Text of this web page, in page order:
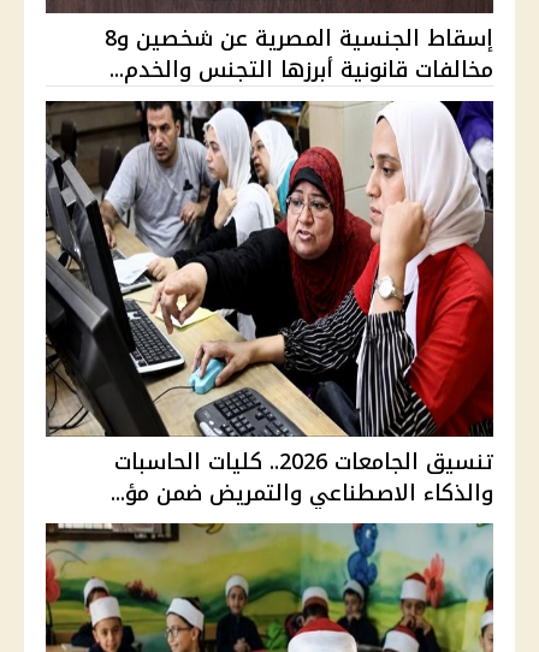
إسقاط الجنسية المصرية عن شخصين و8
مخالفات قانونية أبرزها التجنس والخدم...
تنسيق الجامعات 2026.. كليات الحاسبات
والذكاء الاصطناعي والتمريض ضمن مؤ...